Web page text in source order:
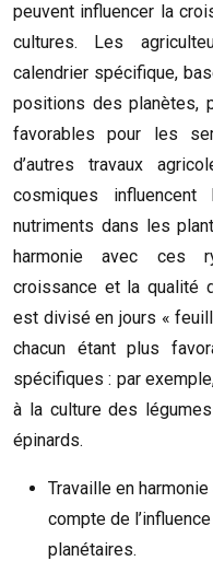
peuvent influencer la
cultures. Les
calendrier spécifique,
positions des planètes,
favorables pour les
d’autres travaux
cosmiques
nutriments dans les
harmonie avec ces
croissance et la qualité
est divisé en jours «
chacun étant plus
spécifiques : par
à la culture des
épinards.
Travaille en
compte de
planétaires.